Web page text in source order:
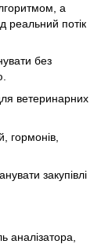
а
реальний потік
без
ветеринарних
гормонів,
закупівлі
аналізатора,